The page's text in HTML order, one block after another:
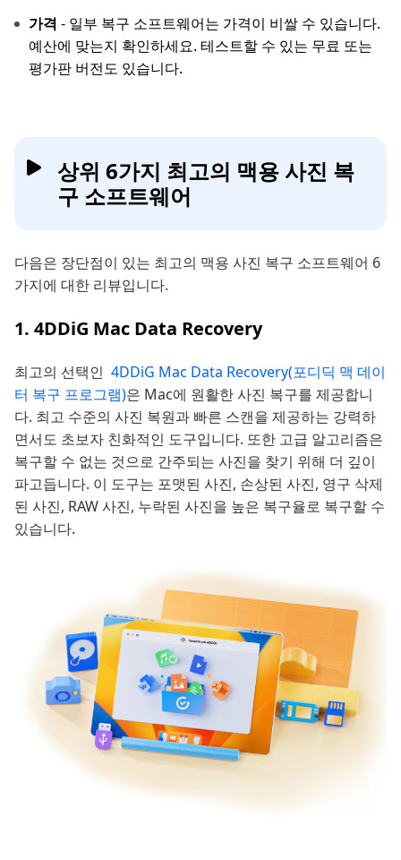
가격 - 일부 복구 소프트웨어는 가격이 비쌀 수 있습니다.
예산에 맞는지 확인하세요. 테스트할 수 있는 무료 또는
평가판 버전도 있습니다.
상위 6가지 최고의 맥용 사진 복
구 소프트웨어
다음은 장단점이 있는 최고의 맥용 사진 복구 소프트웨어 6
가지에 대한 리뷰입니다.
1. 4DDiG Mac Data Recovery
최고의 선택인 4DDiG Mac Data Recovery(포디딕 맥 데이
터 복구 프로그램)은 Mac에 원활한 사진 복구를 제공합니
다. 최고 수준의 사진 복원과 빠른 스캔을 제공하는 강력하
면서도 초보자 친화적인 도구입니다. 또한 고급 알고리즘은
복구할 수 없는 것으로 간주되는 사진을 찾기 위해 더 깊이
파고듭니다. 이 도구는 포맷된 사진, 손상된 사진, 영구 삭제
된 사진, RAW 사진, 누락된 사진을 높은 복구율로 복구할 수
있습니다.